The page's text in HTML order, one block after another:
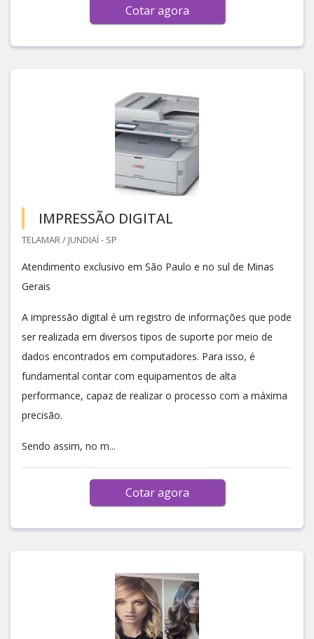
Cotar agora
IMPRESSÃO DIGITAL
TELAMAR / JUNDIAÍ - SP
Atendimento exclusivo em São Paulo e no sul de Minas
Gerais
A impressão digital é um registro de informações que pode
ser realizada em diversos tipos de suporte por meio de
dados encontrados em computadores. Para isso, é
fundamental contar com equipamentos de alta
performance, capaz de realizar o processo com a máxima
precisão.
Sendo assim, no m...
Cotar agora